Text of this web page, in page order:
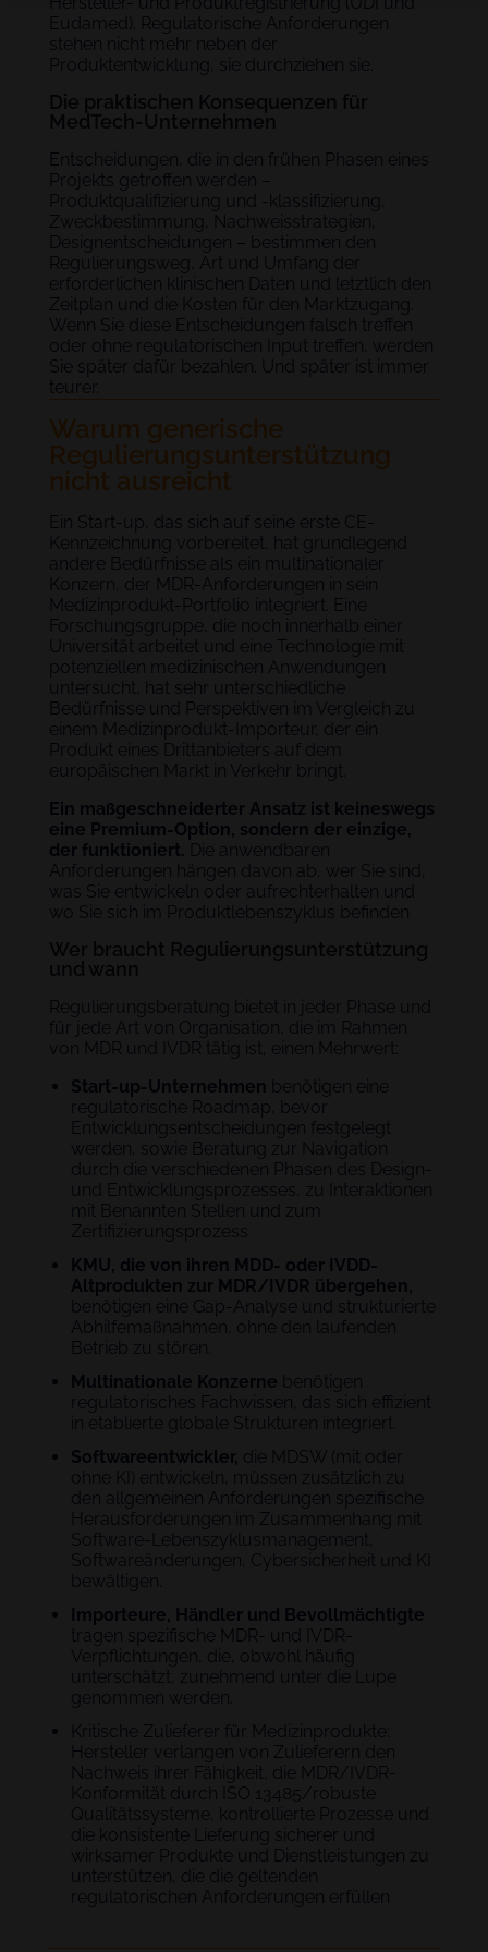
Eudamed). Regulatorische Anforderungen
stehen nicht mehr neben der
Produktentwicklung, sie durchziehen sie.
Entscheidungen, die in den frühen Phasen eines
Projekts getroffen werden –
Produktqualifizierung und -klassifizierung,
Zweckbestimmung, Nachweisstrategien,
Designentscheidungen – bestimmen den
Regulierungsweg, Art und Umfang der
erforderlichen klinischen Daten und letztlich den
Zeitplan und die Kosten für den Marktzugang.
Wenn Sie diese Entscheidungen falsch treffen
oder ohne regulatorischen Input treffen, werden
Sie später dafür bezahlen. Und später ist immer
teurer.
Warum generische
Regulierungsunterstützung
nicht ausreicht
Ein Start-up, das sich auf seine erste CE-
Kennzeichnung vorbereitet, hat grundlegend
andere Bedürfnisse als ein multinationaler
Konzern, der MDR-Anforderungen in sein
Medizinprodukt-Portfolio integriert. Eine
Forschungsgruppe, die noch innerhalb einer
Universität arbeitet und eine Technologie mit
potenziellen medizinischen Anwendungen
untersucht, hat sehr unterschiedliche
Bedürfnisse und Perspektiven im Vergleich zu
einem Medizinprodukt-Importeur, der ein
Produkt eines Drittanbieters auf dem
europäischen Markt in Verkehr bringt.
Ein maßgeschneiderter Ansatz ist keineswegs
eine Premium-Option, sondern der einzige,
der funktioniert. Die anwendbaren
Anforderungen hängen davon ab, wer Sie sind,
was Sie entwickeln oder aufrechterhalten und
wo Sie sich im Produktlebenszyklus befinden
Regulierungsberatung bietet in jeder Phase und
für jede Art von Organisation, die im Rahmen
von MDR und IVDR tätig ist, einen Mehrwert:
Start-up-Unternehmen
benötigen eine
regulatorische Roadmap, bevor
Entwicklungsentscheidungen festgelegt
werden, sowie Beratung zur Navigation
durch die verschiedenen Phasen des Design-
und Entwicklungsprozesses, zu Interaktionen
mit Benannten Stellen und zum
Zertifizierungsprozess
KMU, die von ihren MDD- oder IVDD-
Altprodukten zur MDR/IVDR übergehen,
benötigen eine Gap-Analyse und strukturierte
Abhilfemaßnahmen, ohne den laufenden
Betrieb zu stören.
Multinationale Konzerne benötigen
regulatorisches Fachwissen, das sich effizient
in etablierte globale Strukturen integriert.
Softwareentwickler,
die MDSW (mit oder
ohne KI) entwickeln, müssen zusätzlich zu
den allgemeinen Anforderungen spezifische
Herausforderungen im Zusammenhang mit
Software-Lebenszyklusmanagement,
Softwareänderungen, Cybersicherheit und KI
bewältigen.
Importeure, Händler und Bevollmächtigte
tragen spezifische MDR- und IVDR-
Verpflichtungen, die, obwohl häufig
unterschätzt, zunehmend unter die Lupe
genommen werden.
Kritische Zulieferer für Medizinprodukte:
Hersteller verlangen von Zulieferern den
Nachweis ihrer Fähigkeit, die MDR/IVDR-
Konformität durch ISO 13485/robuste
Qualitätssysteme, kontrollierte Prozesse und
die konsistente Lieferung sicherer und
wirksamer Produkte und Dienstleistungen zu
unterstützen, die die geltenden
regulatorischen Anforderungen erfüllen